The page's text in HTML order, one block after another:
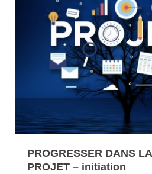
PROGRESSER DANS
PROJET – initiation